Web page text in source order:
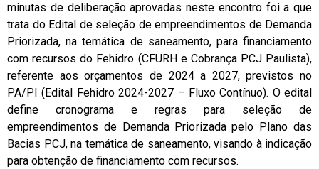
minutas de deliberação aprovadas neste encontro foi a que
trata do Edital de seleção de empreendimentos de Demanda
Priorizada, na temática de saneamento, para financiamento
com recursos do Fehidro (CFURH e Cobrança PCJ Paulista),
referente aos orçamentos de 2024 a 2027, previstos no
PA/PI (Edital Fehidro 2024-2027 – Fluxo Contínuo). O edital
define cronograma e regras para seleção de
empreendimentos de Demanda Priorizada pelo Plano das
Bacias PCJ, na temática de saneamento, visando à indicação
para obtenção de financiamento com recursos.